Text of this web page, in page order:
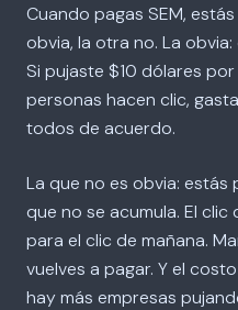
Cuando pagas SEM,
obvia, la otra no. La
Si pujaste $10 dólares
personas hacen clic,
todos de acuerdo.
La que no es obvia:
que no se acumula. El
para el clic de mañana.
vuelves a pagar. Y el
hay más empresas